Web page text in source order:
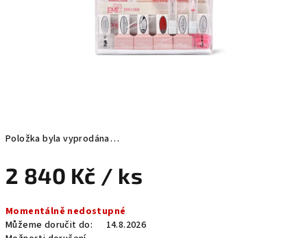
Položka byla vyprodána…
2 840 Kč / ks
cena:
Momentálně nedostupné
Můžeme doručit do:
14.8.2026